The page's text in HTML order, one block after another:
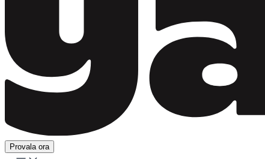
Provala ora